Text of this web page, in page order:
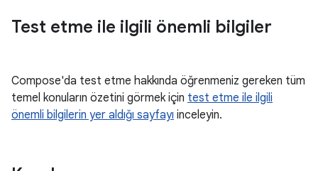
Test etme ile ilgili önemli bilgiler
Compose'da test etme hakkında öğrenmeniz gereken tüm
temel konuların özetini görmek için test etme ile ilgili
önemli bilgilerin yer aldığı sayfayı inceleyin.